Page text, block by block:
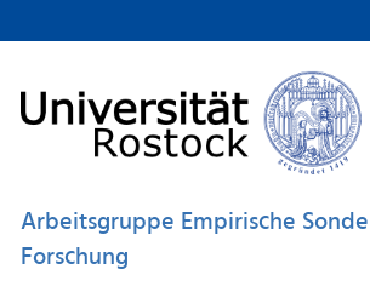
Arbeitsgruppe Empirische
Forschung